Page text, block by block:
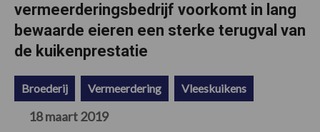
vermeerderingsbedrijf voorkomt in lang
bewaarde eieren een sterke terugval van
de kuikenprestatie
Broederij Vermeerdering Vleeskuikens
18 maart 2019